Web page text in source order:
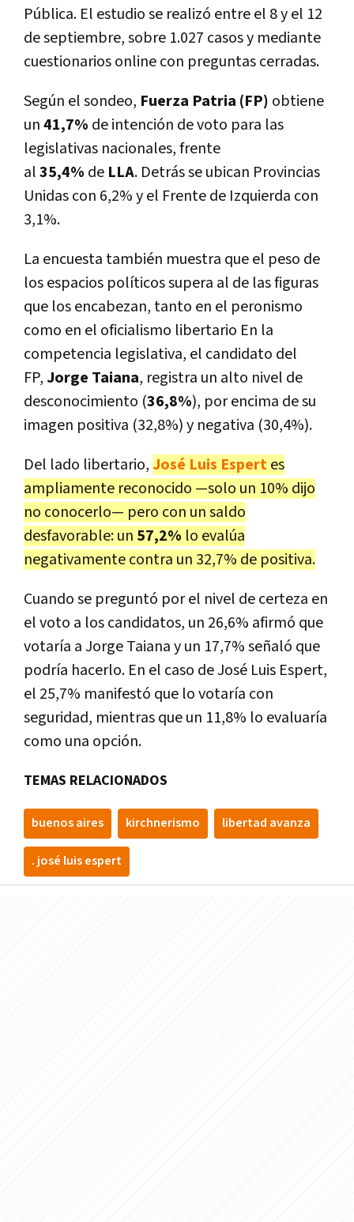
Pública. El estudio se realizó entre el 8 y el 12
de septiembre, sobre 1.027 casos y mediante
cuestionarios online con preguntas cerradas.
Según el sondeo, Fuerza Patria (FP) obtiene
un41,7% de intención de voto para las
legislativas nacionales, frente
al35,4% de LLA. Detrás se ubican Provincias
Unidas con 6,2% y el Frente de Izquierda con
3,1%.
La encuesta también muestra que el peso de
los espacios políticos supera al de las figuras
que los encabezan, tanto en el peronismo
como en el oficialismo libertario En la
competencia legislativa, el candidato del
FP,Jorge Taiana, registra un alto nivel de
desconocimiento (36,8%), por encima de su
imagen positiva (32,8%) y negativa (30,4%).
Del lado libertario, José Luis Espertes
ampliamente reconocido —solo un 10% dijo
no conocerlo— pero con un saldo
desfavorable: un 57,2% lo evalúa
negativamente contra un 32,7% de positiva.
Cuando se preguntó por el nivel de certeza en
el voto a los candidatos, un 26,6% afirmó que
votaría a Jorge Taiana y un 17,7% señaló que
podría hacerlo. En el caso de José Luis Espert,
el 25,7% manifestó que lo votaría con
seguridad, mientras que un 11,8% lo evaluaría
como una opción.
TEMAS RELACIONADOS
buenos aires kirchnerismo libertad avanza
. josé luis espert